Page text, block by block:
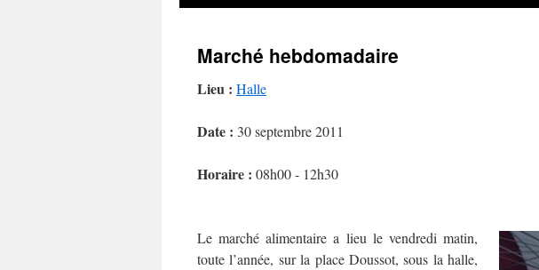
Marché hebdomadaire
Lieu : Halle
Date : 30 septembre 2011
Horaire : 08h00 - 12h30
Le marché alimentaire a lieu le vendredi matin,
toute l’année, sur la place Doussot, sous la halle,